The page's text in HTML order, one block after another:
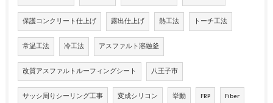
保護コンクリート仕上げ 露出仕上げ 熱工法 トーチ工法
常温工法 冷工法 アスファルト溶融釜
改質アスファルトルーフィングシート 八王子市
サッシ周りシーリング工事 変成シリコン 挙動 FRP Fiber